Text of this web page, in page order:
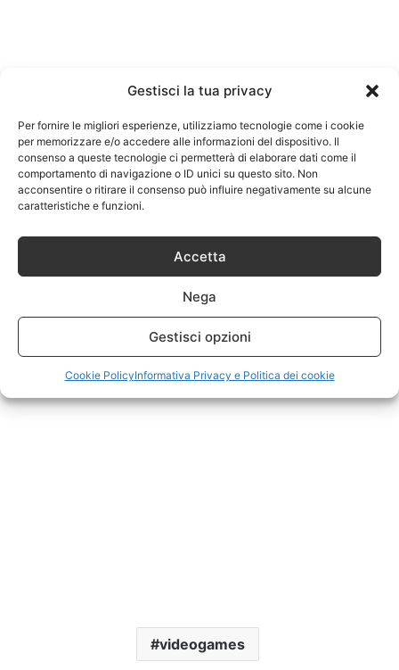
Gestisci la tua privacy
Per fornire le migliori esperienze, utilizziamo tecnologie come i cookie
per memorizzare e/o accedere alle informazioni del dispositivo. Il
consenso a queste tecnologie ci permetterà di elaborare dati come il
comportamento di navigazione o ID unici su questo sito. Non
acconsentire o ritirare il consenso può influire negativamente su alcune
caratteristiche e funzioni.
Accetta
Nega
Gestisci opzioni
Cookie PolicyInformativa Privacy e Politica dei cookie
videogames